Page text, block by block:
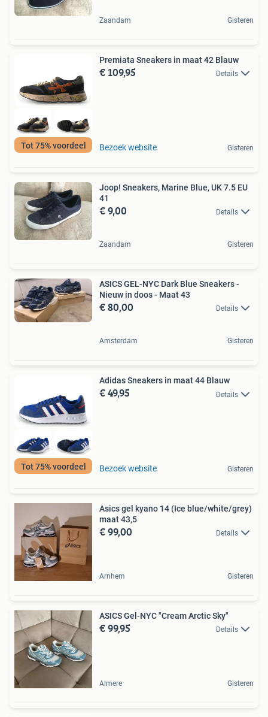
Zaandam Gisteren
Tot 75% voordeel
Premiata Sneakers in maat 42 Blauw
€ 109,95 Details
Bezoek website Gisteren
Joop! Sneakers, Marine Blue, UK 7.5 EU
41
€ 9,00 Details
Zaandam Gisteren
ASICS GEL-NYC Dark Blue Sneakers -
Nieuw in doos - Maat 43
€ 80,00 Details
Amsterdam Gisteren
Tot 75% voordeel
Adidas Sneakers in maat 44 Blauw
€ 49,95 Details
Bezoek website Gisteren
Asics gel kyano 14 (Ice blue/white/grey)
maat 43,5
€ 99,00 Details
Arnhem Gisteren
ASICS Gel-NYC "Cream Arctic Sky"
€ 99,95 Details
Almere Gisteren